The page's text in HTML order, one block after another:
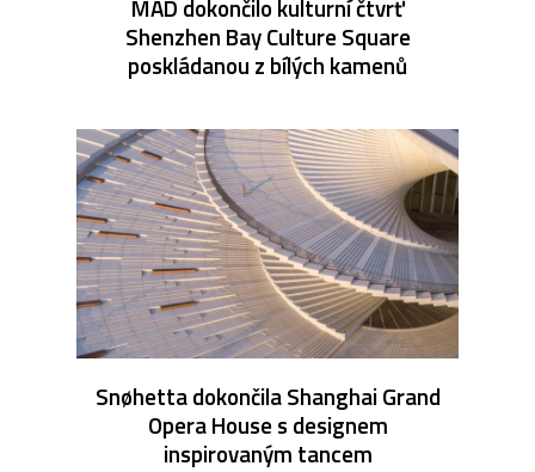
MAD dokončilo kulturní čtvrť
Shenzhen Bay Culture Square
poskládanou z bílých kamenů
Snøhetta dokončila Shanghai Grand
Opera House s designem
inspirovaným tancem